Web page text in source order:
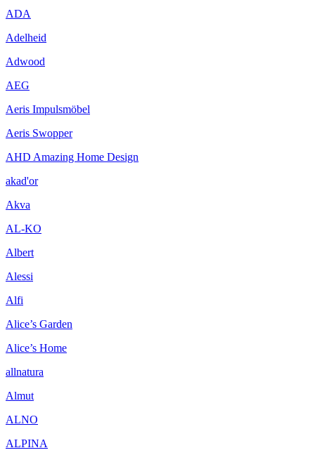
ADA
Adelheid
Adwood
AEG
Aeris Impulsmöbel
Aeris Swopper
AHD Amazing Home Design
akad'or
Akva
AL-KO
Albert
Alessi
Alfi
Alice’s Garden
Alice’s Home
allnatura
Almut
ALNO
ALPINA